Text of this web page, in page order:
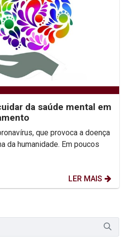
da saúde mental em
que provoca a doença
da humanidade. Em poucos
LER MAIS